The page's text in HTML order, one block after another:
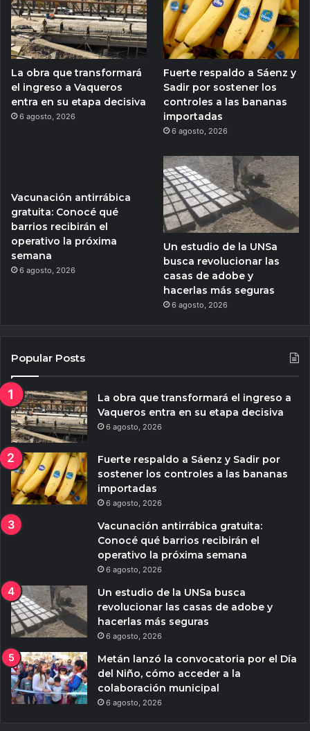
La obra que transformará
el ingreso a Vaqueros
entra en su etapa decisiva
6 agosto, 2026
Fuerte respaldo a Sáenz y
Sadir por sostener los
controles a las bananas
importadas
6 agosto, 2026
Vacunación antirrábica
gratuita: Conocé qué
barrios recibirán el
operativo la próxima
semana
6 agosto, 2026
Un estudio de la UNSa
busca revolucionar las
casas de adobe y
hacerlas más seguras
6 agosto, 2026
Popular Posts
La obra que transformará el ingreso a
Vaqueros entra en su etapa decisiva
6 agosto, 2026
Fuerte respaldo a Sáenz y Sadir por
sostener los controles a las bananas
importadas
6 agosto, 2026
Vacunación antirrábica gratuita:
Conocé qué barrios recibirán el
operativo la próxima semana
6 agosto, 2026
Un estudio de la UNSa busca
revolucionar las casas de adobe y
hacerlas más seguras
6 agosto, 2026
Metán lanzó la convocatoria por el Día
del Niño, cómo acceder a la
colaboración municipal
6 agosto, 2026